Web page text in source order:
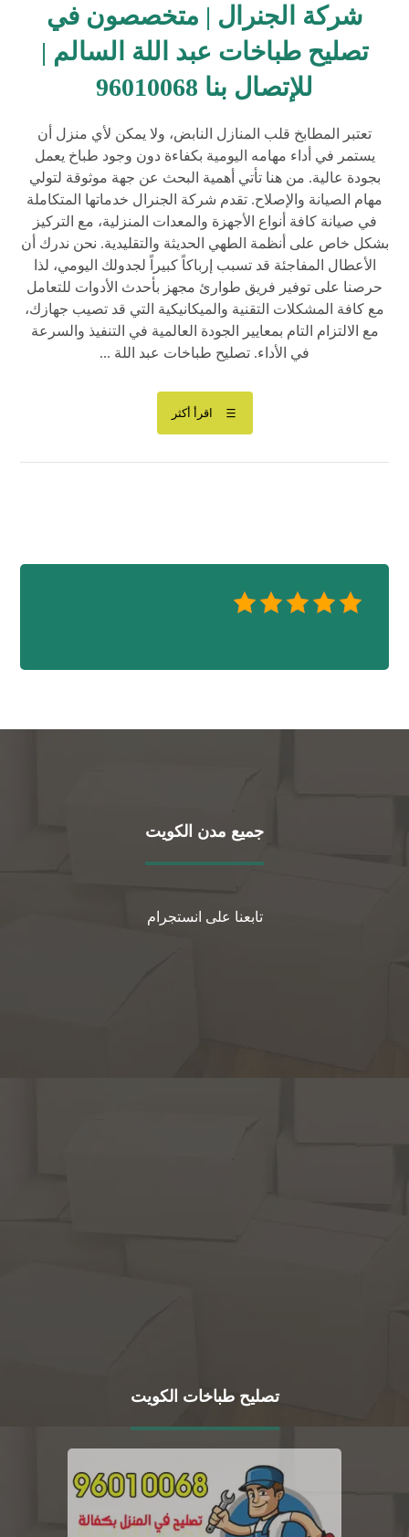
شركة الجنرال | متخصصون في
تصليح طباخات عبد اللة السالم |
للإتصال بنا 96010068
تعتبر المطابخ قلب المنازل النابض، ولا يمكن لأي منزل أن
يستمر في أداء مهامه اليومية بكفاءة دون وجود طباخ يعمل
بجودة عالية. من هنا تأتي أهمية البحث عن جهة موثوقة لتولي
مهام الصيانة والإصلاح. تقدم شركة الجنرال خدماتها المتكاملة
في صيانة كافة أنواع الأجهزة والمعدات المنزلية، مع التركيز
بشكل خاص على أنظمة الطهي الحديثة والتقليدية. نحن ندرك أن
الأعطال المفاجئة قد تسبب إرباكاً كبيراً لجدولك اليومي، لذا
حرصنا على توفير فريق طوارئ مجهز بأحدث الأدوات للتعامل
مع كافة المشكلات التقنية والميكانيكية التي قد تصيب جهازك،
مع الالتزام التام بمعايير الجودة العالمية في التنفيذ والسرعة
في الأداء. تصليح طباخات عبد اللة ...
اقرأ أكثر
جميع مدن الكويت
تابعنا على انستجرام
تصليح طباخات الكويت